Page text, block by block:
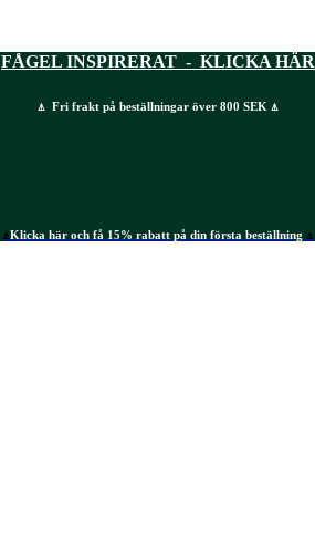
FÅGEL INSPIRERAT - KLICKA HÄR
⍋ Fri frakt på beställningar över 800 SEK ⍋
⍋Klicka här och få 15% rabatt på din första beställning ⍋